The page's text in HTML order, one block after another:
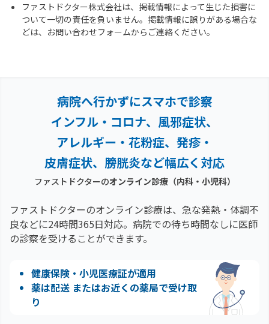
ファストドクター株式会社は、掲載情報によって生じた損害に
ついて一切の責任を負いません。掲載情報に誤りがある場合な
どは、お問い合わせフォームからご連絡ください。
病院へ行かずにスマホで診察
インフル・コロナ、風邪症状、
アレルギー・花粉症、 発疹・
皮膚症状、膀胱炎など幅広く対応
ファストドクターのオンライン診療（内科・小児科）
ファストドクターのオンライン診療は、急な発熱・体調不
良などに24時間365日対応。 病院での待ち時間なしに医師
の診察を受けることができます。
健康保険・小児医療証が適用
薬は配送 またはお近くの薬局で受け取
り